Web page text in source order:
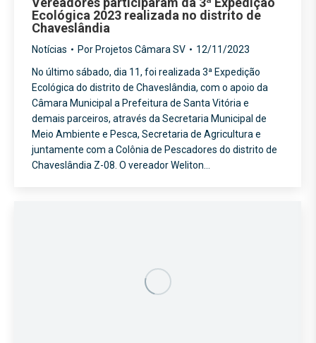
Ecológica 2023 realizada no distrito de
Chaveslândia
Notícias Por Projetos Câmara SV
12/11/2023
No último sábado, dia 11, foi realizada 3ª Expedição
Ecológica do distrito de Chaveslândia, com o apoio da
Câmara Municipal a Prefeitura de Santa Vitória e
demais parceiros, através da Secretaria Municipal de
Meio Ambiente e Pesca, Secretaria de Agricultura e
juntamente com a Colônia de Pescadores do distrito de
Chaveslândia Z-08. O vereador Weliton…